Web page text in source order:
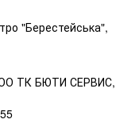
"Берестейська",
ТК БЮТИ СЕРВИС,